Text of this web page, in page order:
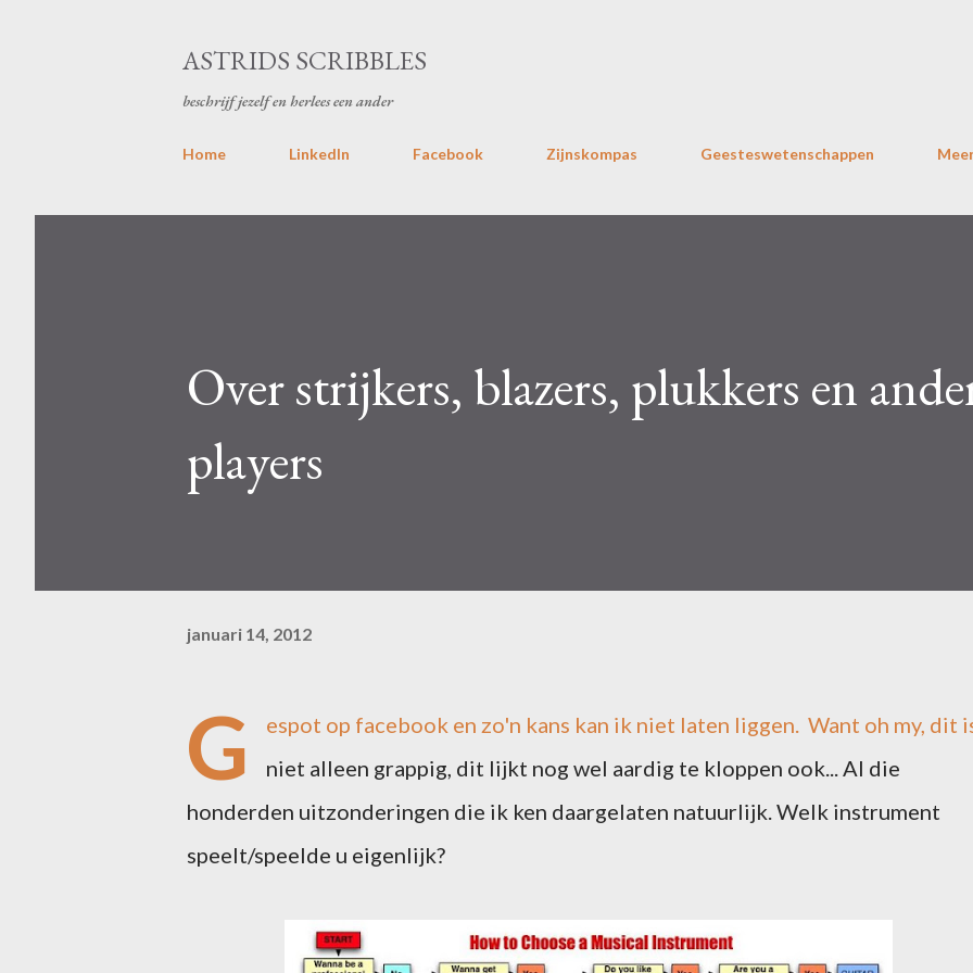
ASTRIDS SCRIBBLES
beschrijf jezelf en herlees een ander
Home LinkedIn Facebook Zijnskompas Geesteswetenschappen
Over strijkers, blazers, plukkers en
players
januari 14, 2012
G
espot op facebook en zo'n kans kan ik niet laten liggen. Want oh my, dit
niet alleen grappig, dit lijkt nog wel aardig te kloppen ook... Al die
honderden uitzonderingen die ik ken daargelaten natuurlijk. Welk instrument
speelt/speelde u eigenlijk?